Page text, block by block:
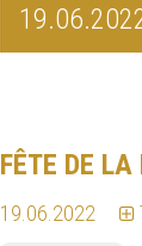
FÊTE DE
19.06.2022